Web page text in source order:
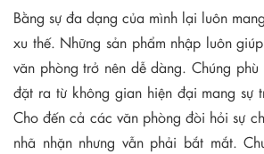
Bằng sự đa dạng của mình lại luôn
xu thế. Những sản phẩm nhập luôn
văn phòng trở nên dễ dàng. Chúng
đặt ra từ không gian hiện đại mang sự
Cho đến cả các văn phòng đòi hỏi sự
nhã nhặn nhưng vẫn phải bắt mắt.